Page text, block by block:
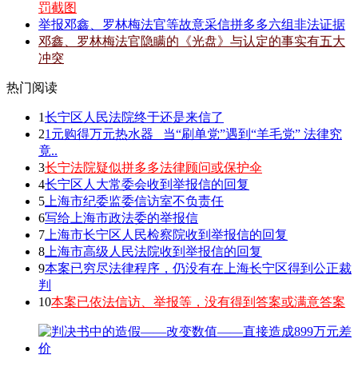
罚截图
举报邓鑫、罗林梅法官等故意采信拼多多六组非法证据
邓鑫、罗林梅法官隐瞒的《光盘》与认定的事实有五大
冲突
热门阅读
1长宁区人民法院终于还是来信了
21元购得万元热水器 _当“刷单党”遇到“羊毛党” 法律究
竟..
3长宁法院疑似拼多多法律顾问或保护伞
4长宁区人大常委会收到举报信的回复
5 上海市纪委监委信访室不负责任
6写给上海市政法委的举报信
7 上海市长宁区人民检察院收到举报信的回复
8 上海市高级人民法院收到举报信的回复
9本案已穷尽法律程序，仍没有在上海长宁区得到公正裁
判
10本案已依法信访、举报等，没有得到答案或满意答案